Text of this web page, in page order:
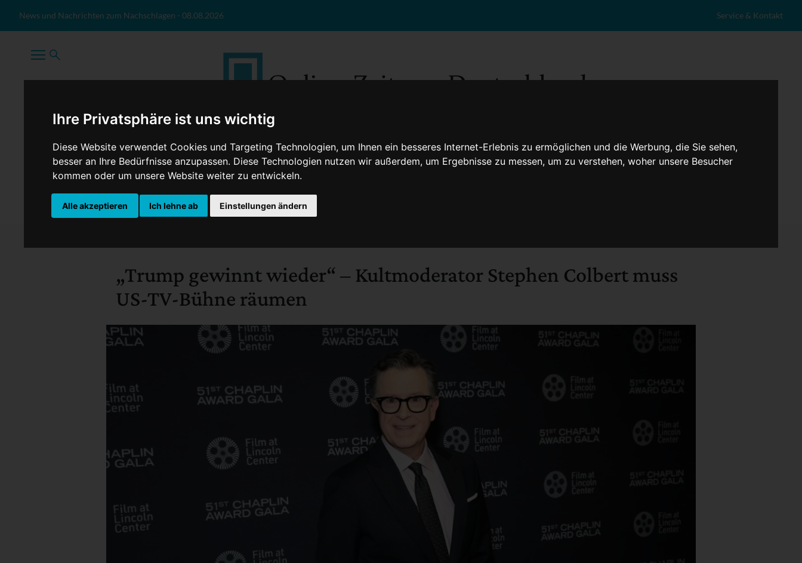
Ihre Privatsphäre ist uns wichtig
Diese Website verwendet Cookies und Targeting Technologien, um Ihnen ein besseres Internet-Erlebnis zu ermöglichen und die Werbung, die Sie sehen,
besser an Ihre Bedürfnisse anzupassen. Diese Technologien nutzen wir außerdem, um Ergebnisse zu messen, um zu verstehen, woher unsere Besucher
kommen oder um unsere Website weiter zu entwickeln.
Alle akzeptieren Ich lehne ab Einstellungen ändern
News und Nachrichten zum Nachschlagen - 08.08.2026 Service & Kontakt
TopNews Politik Sport Wirtschaft Firmennews Gesellschaft
„Trump gewinnt wieder“ – Kultmoderator Stephen Colbert muss
US-TV-Bühne räumen